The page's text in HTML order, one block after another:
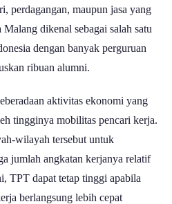
2,26%, ditutup Kabupaten
TPT sebesar 2,44%.
di Jawa Timur tercatat
penganggur terhadap total
sendiri mencakup penduduk usia
yang belum bekerja tetapi aktif